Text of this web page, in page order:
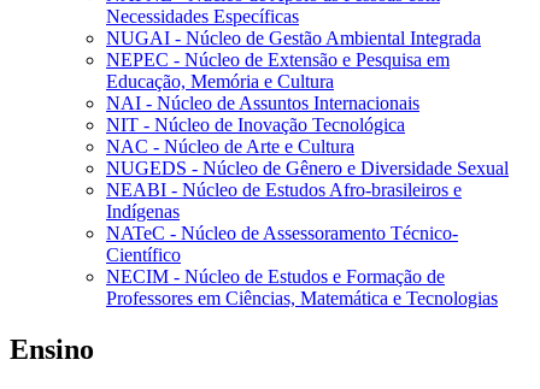
Necessidades Específicas
NUGAI - Núcleo de Gestão Ambiental Integrada
NEPEC - Núcleo de Extensão e Pesquisa em
Educação, Memória e Cultura
NAI - Núcleo de Assuntos Internacionais
NIT - Núcleo de Inovação Tecnológica
NAC - Núcleo de Arte e Cultura
NUGEDS - Núcleo de Gênero e Diversidade Sexual
NEABI - Núcleo de Estudos Afro-brasileiros e
Indígenas
NATeC - Núcleo de Assessoramento Técnico-
Científico
NECIM - Núcleo de Estudos e Formação de
Professores em Ciências, Matemática e Tecnologias
Ensino